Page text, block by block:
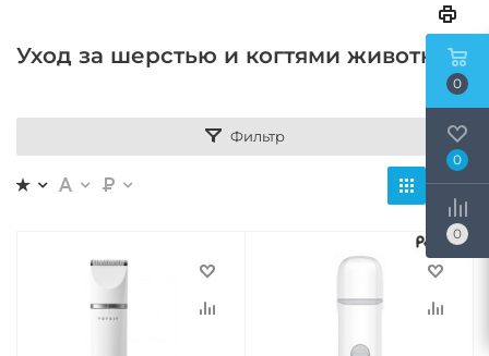
Уход за шерстью и когтями животных
Фильтр
0
0
0